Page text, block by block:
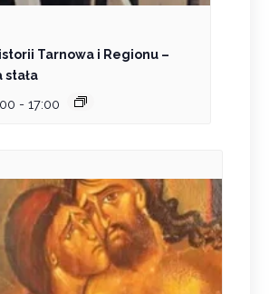
Tarnowa i Regionu –
stała
- 17:00